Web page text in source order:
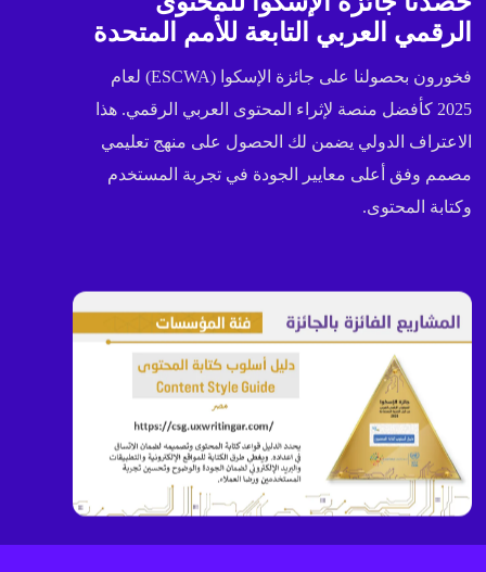
الرقمي العربي التابعة للأمم المتحدة
فخورون بحصولنا على جائزة الإسكوا (ESCWA) لعام
2025 كأفضل منصة لإثراء المحتوى العربي الرقمي. هذا
الاعتراف الدولي يضمن لك الحصول على منهج تعليمي
مصمم وفق أعلى معايير الجودة في تجربة المستخدم
وكتابة المحتوى.